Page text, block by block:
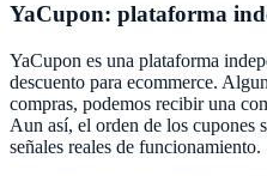
YaCupon: plataforma
YaCupon es una plataforma
descuento para ecommerce.
compras, podemos recibir una
Aun así, el orden de los cupones
señales reales de funcionamiento.